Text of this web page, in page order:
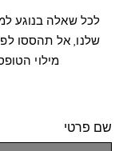
לכל שאלה בנוגע
שלנו, אל תהססו
מילוי
שם פרטי